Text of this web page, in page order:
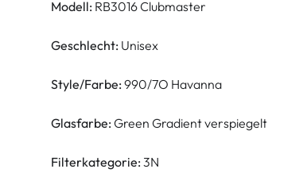
Modell: RB3016 Clubmaster
Geschlecht: Unisex
Style/Farbe: 990/7O Havanna
Glasfarbe: Green Gradient verspiegelt
Filterkategorie: 3N